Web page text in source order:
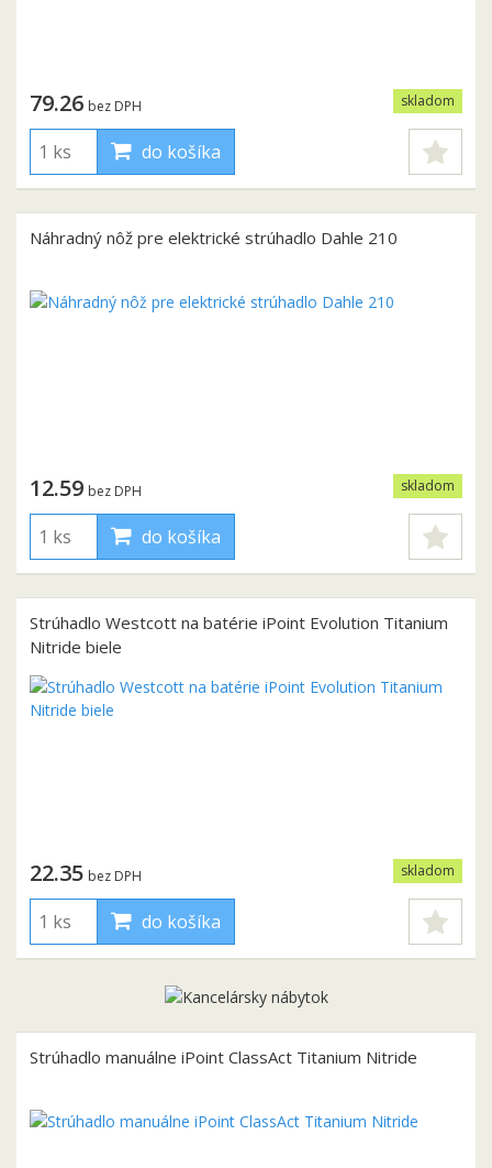
skladom
79.26 bez DPH
do košíka
Náhradný nôž pre elektrické strúhadlo Dahle 210
skladom
12.59 bez DPH
do košíka
Strúhadlo Westcott na batérie iPoint Evolution Titanium
Nitride biele
skladom
22.35 bez DPH
do košíka
Strúhadlo manuálne iPoint ClassAct Titanium Nitride